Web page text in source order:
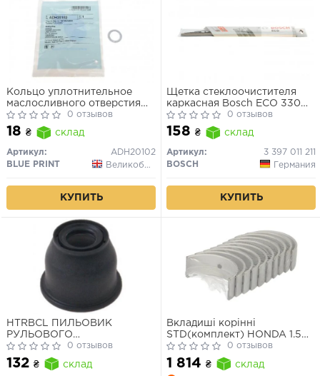
Кольцо уплотнительное
маслосливного отверстия
(пр-во Blue Print)
0 отзывов
18 ₴ склад
Артикул:
ADH20102
BLUE PRINT
Великобритания
КУПИТЬ
Щетка стеклоочистителя
каркасная Bosch ECO 330
мм (13")
0 отзывов
158 ₴ склад
Артикул:
3 397 011 211
BOSCH
Германия
КУПИТЬ
HTRBCL ПИЛЬОВИК
РУЛЬОВОГО
НАКОНЕЧНИКА FEBEST
0 отзывов
132 ₴ склад
Вкладиші корінні
STD(комплект) HONDA 1.5
16V D15A/D15B/D15Z
0 отзывов
1 814 ₴
склад